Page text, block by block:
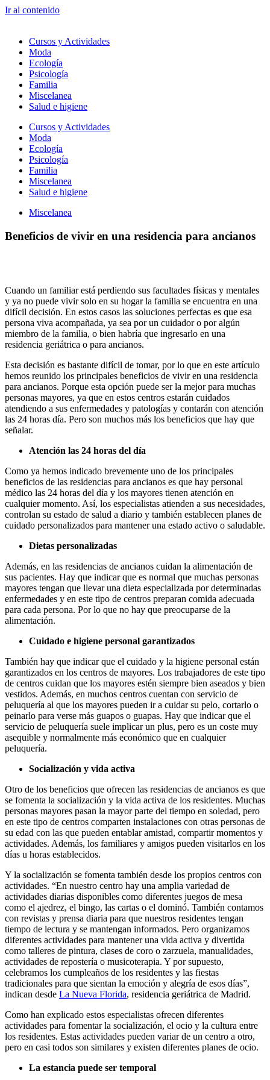
Ir al contenido
Cursos y Actividades
Moda
Ecología
Psicología
Familia
Miscelanea
Salud e higiene
Cursos y Actividades
Moda
Ecología
Psicología
Familia
Miscelanea
Salud e higiene
Miscelanea
Beneficios de vivir en una residencia para ancianos
Cuando un familiar está perdiendo sus facultades físicas y mentales
y ya no puede vivir solo en su hogar la familia se encuentra en una
difícil decisión. En estos casos las soluciones perfectas es que esa
persona viva acompañada, ya sea por un cuidador o por algún
miembro de la familia, o bien habría que ingresarlo en una
residencia geriátrica o para ancianos.
Esta decisión es bastante difícil de tomar, por lo que en este artículo
hemos reunido los principales beneficios de vivir en una residencia
para ancianos. Porque esta opción puede ser la mejor para muchas
personas mayores, ya que en estos centros estarán cuidados
atendiendo a sus enfermedades y patologías y contarán con atención
las 24 horas día. Pero son muchos más los beneficios que hay que
señalar.
Atención las 24 horas del día
Como ya hemos indicado brevemente uno de los principales
beneficios de las residencias para ancianos es que hay personal
médico las 24 horas del día y los mayores tienen atención en
cualquier momento. Así, los especialistas atienden a sus necesidades,
controlan su estado de salud a diario y también establecen planes de
cuidado personalizados para mantener una estado activo o saludable.
Dietas personalizadas
Además, en las residencias de ancianos cuidan la alimentación de
sus pacientes. Hay que indicar que es normal que muchas personas
mayores tengan que llevar una dieta especializada por determinadas
enfermedades y en este tipo de centros preparan comida adecuada
para cada persona. Por lo que no hay que preocuparse de la
alimentación.
Cuidado e higiene personal garantizados
También hay que indicar que el cuidado y la higiene personal están
garantizados en los centros de mayores. Los trabajadores de este tipo
de centros cuidan que los mayores estén siempre bien aseados y bien
vestidos. Además, en muchos centros cuentan con servicio de
peluquería al que los mayores pueden ir a cuidar su pelo, cortarlo o
peinarlo para verse más guapos o guapas. Hay que indicar que el
servicio de peluquería suele implicar un plus, pero es un coste muy
asequible y normalmente más económico que en cualquier
peluquería.
Socialización y vida activa
Otro de los beneficios que ofrecen las residencias de ancianos es que
se fomenta la socialización y la vida activa de los residentes. Muchas
personas mayores pasan la mayor parte del tiempo en soledad, pero
en este tipo de centros comparten instalaciones con otras personas de
su edad con las que pueden entablar amistad, compartir momentos y
actividades. Además, los familiares y amigos pueden visitarlos en los
días u horas establecidos.
Y la socialización se fomenta también desde los propios centros con
actividades. “En nuestro centro hay una amplia variedad de
actividades diarias disponibles como diferentes juegos de mesa
como el ajedrez, el bingo, las cartas o el dominó. También contamos
con revistas y prensa diaria para que nuestros residentes tengan
tiempo de lectura y se mantengan informados. Pero organizamos
diferentes actividades para mantener una vida activa y divertida
como talleres de pintura, clases de coro o zarzuela, manualidades,
actividades de repostería o musicoterapia. Y por supuesto,
celebramos los cumpleaños de los residentes y las fiestas
tradicionales para que sientan la emoción y alegría de esos días”,
indican desde La Nueva Florida, residencia geriátrica de Madrid.
Como han explicado estos especialistas ofrecen diferentes
actividades para fomentar la socialización, el ocio y la cultura entre
los residentes. Estas actividades pueden variar de un centro a otro,
pero en casi todos son similares y existen diferentes planes de ocio.
La estancia puede ser temporal